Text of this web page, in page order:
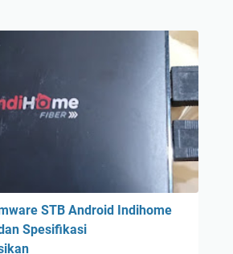
STB Android Indihome
Spesifikasi